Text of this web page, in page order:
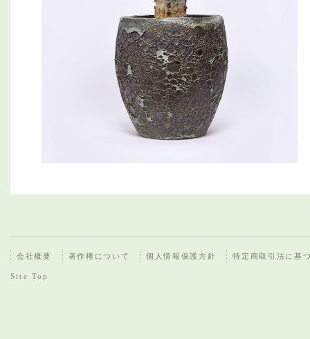
会社概要 著作権について 個人情報保護方針 特定商取引法に基
Site Top